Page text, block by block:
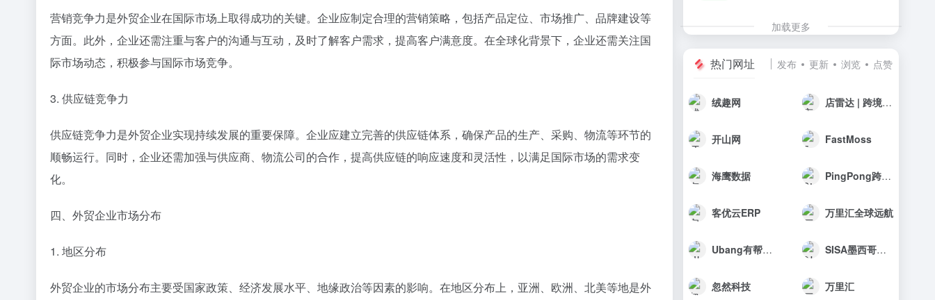
营销竞争力是外贸企业在国际市场上取得成功的关键。企业应制定合理的营销策略，包括产品定位、市场推广、品牌建设等
方面。此外，企业还需注重与客户的沟通与互动，及时了解客户需求，提高客户满意度。在全球化背景下，企业还需关注国
际市场动态，积极参与国际市场竞争。
3. 供应链竞争力
供应链竞争力是外贸企业实现持续发展的重要保障。企业应建立完善的供应链体系，确保产品的生产、采购、物流等环节的
顺畅运行。同时，企业还需加强与供应商、物流公司的合作，提高供应链的响应速度和灵活性，以满足国际市场的需求变
化。
四、外贸企业市场分布
1. 地区分布
外贸企业的市场分布主要受国家政策、经济发展水平、地缘政治等因素的影响。在地区分布上，亚洲、欧洲、北美等地是外
加载更多
热门网址 发布 更新 浏览 点赞
绒趣网 店雷达 | 跨境选品工具
开山网 FastMoss
海鹰数据 PingPong跨境收款
客优云ERP 万里汇全球远航
Ubang有帮科技 SISA墨西哥海外仓
忽然科技 万里汇